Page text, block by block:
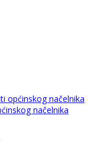
općinskog načelnika
načelnika